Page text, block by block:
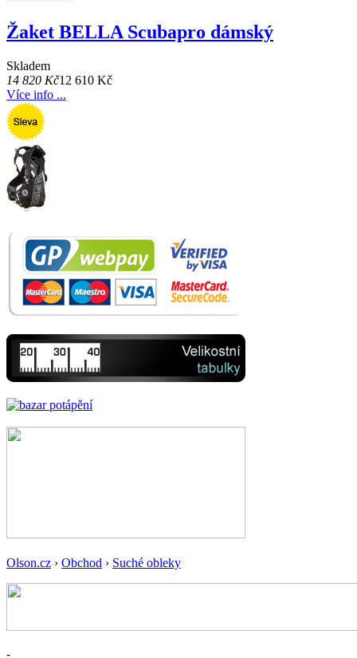
Žaket BELLA Scubapro dámský
Skladem
14 820 Kč12 610 Kč
Více info ...
Olson.cz › Obchod › Suché obleky
-